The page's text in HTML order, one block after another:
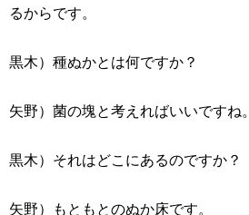
るからです。
黒木）種ぬかとは何ですか？
矢野）菌の塊と考えればいいですね。
黒木）それはどこにあるのですか？
矢野）もともとのぬか床です。